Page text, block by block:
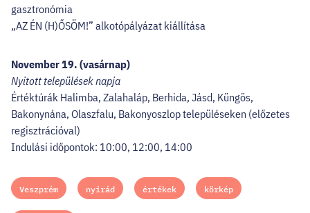
gasztronómia
„AZ ÉN (H)ŐSÖM!” alkotópályázat kiállítása
November 19. (vasárnap)
Nyitott települések napja
Értéktúrák Halimba, Zalahaláp, Berhida, Jásd, Küngös,
Bakonynána, Olaszfalu, Bakonyoszlop településeken (előzetes
regisztrációval)
Indulási időpontok: 10:00, 12:00, 14:00
Veszprém nyirád értékek körkép